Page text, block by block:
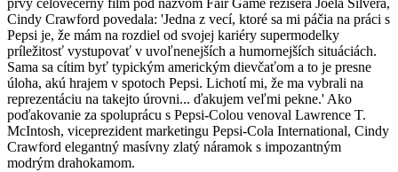
prvý celovečerný film pod názvom Fair Game režiséra Joela Silvera,
Cindy Crawford povedala: 'Jedna z vecí, ktoré sa mi páčia na práci s
Pepsi je, že mám na rozdiel od svojej kariéry supermodelky
príležitosť vystupovať v uvoľnenejších a humornejších situáciách.
Sama sa cítim byť typickým americkým dievčaťom a to je presne
úloha, akú hrajem v spotoch Pepsi. Lichotí mi, že ma vybrali na
reprezentáciu na takejto úrovni... ďakujem veľmi pekne.' Ako
poďakovanie za spoluprácu s Pepsi-Colou venoval Lawrence T.
McIntosh, viceprezident marketingu Pepsi-Cola International, Cindy
Crawford elegantný masívny zlatý náramok s impozantným
modrým drahokamom.